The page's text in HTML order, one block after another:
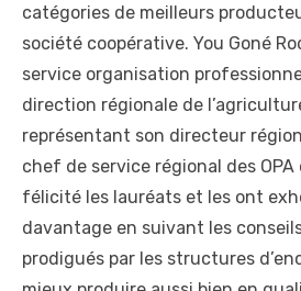
catégories de meilleurs
société coopérative. You Goné
service organisation
direction régionale de
représentant son directeur
chef de service régional des
félicité les lauréats et les ont
davantage en suivant les
prodigués par les structures